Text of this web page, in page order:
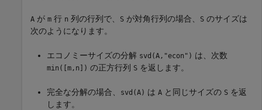
A が m 行 n 列の行列で、 S が対角行列の場合、 S のサイズは
次のようになります。
エコノミーサイズの分解 svd(A,"econ") は、次数
min([m,n]) の正方行列 S を返します。
完全な分解の場合、 svd(A) は A と同じサイズの S を返
します。